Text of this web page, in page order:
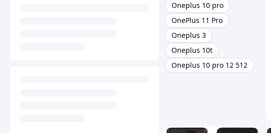
Oneplus 10 pro
OnePlus 11 Pro
Oneplus 3
Oneplus 10t
Oneplus 10 pro 12 512